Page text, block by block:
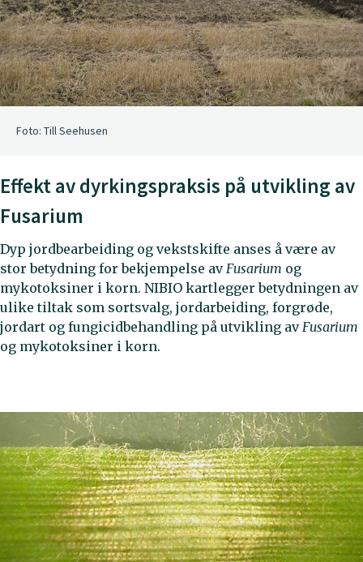
Foto: Till Seehusen
Effekt av dyrkingspraksis på utvikling av
Fusarium
Dyp jordbearbeiding og vekstskifte anses å være av
stor betydning for bekjempelse av Fusarium og
mykotoksiner i korn. NIBIO kartlegger betydningen av
ulike tiltak som sortsvalg, jordarbeiding, forgrøde,
jordart og fungicidbehandling på utvikling av Fusarium
og mykotoksiner i korn.